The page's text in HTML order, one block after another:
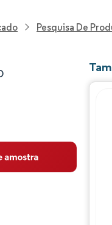
Pesquisa De
mercado